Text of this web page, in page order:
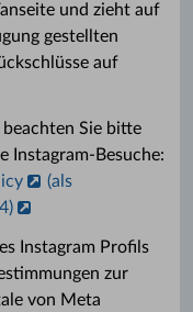
und zieht auf
gestellten
auf
beachten Sie bitte
Instagram-Besuche:
(als
Instagram Profils
zur
von Meta